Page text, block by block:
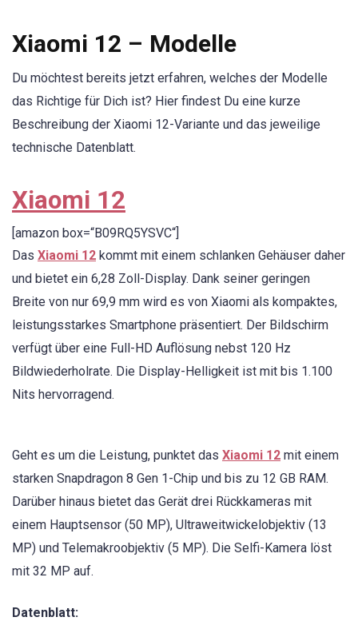
Xiaomi 12 – Modelle
Du möchtest bereits jetzt erfahren, welches der Modelle
das Richtige für Dich ist? Hier findest Du eine kurze
Beschreibung der Xiaomi 12-Variante und das jeweilige
technische Datenblatt.
Xiaomi 12
[amazon box=“B09RQ5YSVC“]
Das Xiaomi 12 kommt mit einem schlanken Gehäuser daher
und bietet ein 6,28 Zoll-Display. Dank seiner geringen
Breite von nur 69,9 mm wird es von Xiaomi als kompaktes,
leistungsstarkes Smartphone präsentiert. Der Bildschirm
verfügt über eine Full-HD Auflösung nebst 120 Hz
Bildwiederholrate. Die Display-Helligkeit ist mit bis 1.100
Nits hervorragend.
Geht es um die Leistung, punktet das Xiaomi 12 mit einem
starken Snapdragon 8 Gen 1-Chip und bis zu 12 GB RAM.
Darüber hinaus bietet das Gerät drei Rückkameras mit
einem Hauptsensor (50 MP), Ultraweitwickelobjektiv (13
MP) und Telemakroobjektiv (5 MP). Die Selfi-Kamera löst
mit 32 MP auf.
Datenblatt: